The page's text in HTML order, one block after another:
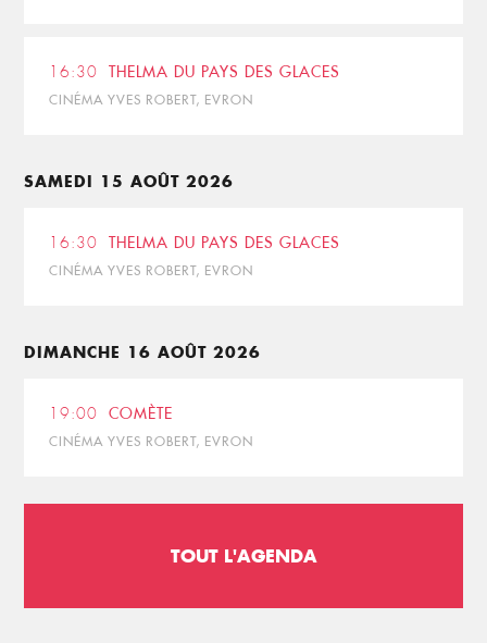
16:30 THELMA DU PAYS DES GLACES
CINÉMA YVES ROBERT, EVRON
SAMEDI 15 AOÛT 2026
16:30 THELMA DU PAYS DES GLACES
CINÉMA YVES ROBERT, EVRON
DIMANCHE 16 AOÛT 2026
19:00 COMÈTE
CINÉMA YVES ROBERT, EVRON
TOUT L'AGENDA